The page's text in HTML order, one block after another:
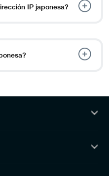
IP japonesa?